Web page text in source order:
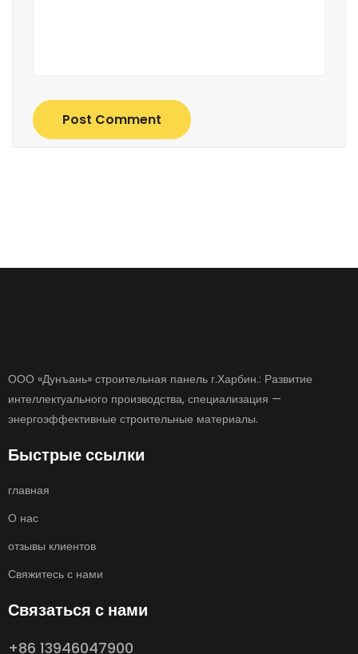
Post Comment
ООО «Дунъань» строительная панель г.Харбин.: Развитие
интеллектуального производства, специализация —
энергоэффективные строительные материалы.
Быстрые ссылки
главная
О нас
отзывы клиентов
Свяжитесь с нами
Связаться с нами
+86 13946047900